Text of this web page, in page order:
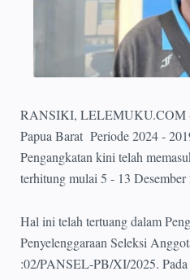
RANSIKI, LELEMUKU.COM
Papua Barat Periode 2024 -
Pengangkatan kini telah
terhitung mulai 5 - 13 Desember
Hal ini telah tertuang dalam
Penyelenggaraan Seleksi
:02/PANSEL-PB/XI/2025.